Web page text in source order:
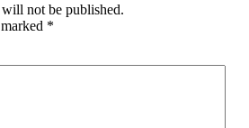
not be published.
*